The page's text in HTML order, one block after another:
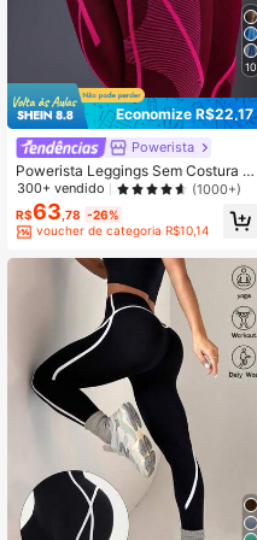
10
Economize R$22,17
Powerista
Powerista Leggings Sem Costura d
e Cintura Alta Bicolor
300+ vendido (1000+)
R$63 ,78 -26%
voucher de categoria R$10,14